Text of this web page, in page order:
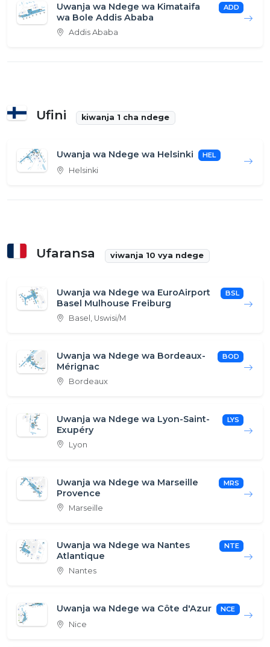
Uwanja wa Ndege wa Kimataifa
wa Bole Addis Ababa
ADD
Addis Ababa
Ufini kiwanja 1 cha ndege
Uwanja wa Ndege wa Helsinki HEL
Helsinki
Ufaransa viwanja 10 vya ndege
Uwanja wa Ndege wa EuroAirport
Basel Mulhouse Freiburg
BSL
Basel, Uswisi/M
Uwanja wa Ndege wa Bordeaux-
Mérignac
BOD
Bordeaux
Uwanja wa Ndege wa Lyon-Saint-
Exupéry
LYS
Lyon
Uwanja wa Ndege wa Marseille
Provence
MRS
Marseille
Uwanja wa Ndege wa Nantes
Atlantique
NTE
Nantes
Uwanja wa Ndege wa Côte d'Azur NCE
Nice